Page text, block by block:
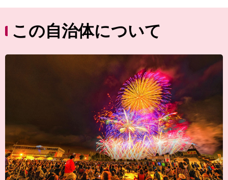
この自治体について